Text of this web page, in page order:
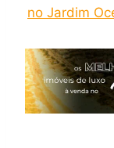
no Jardim